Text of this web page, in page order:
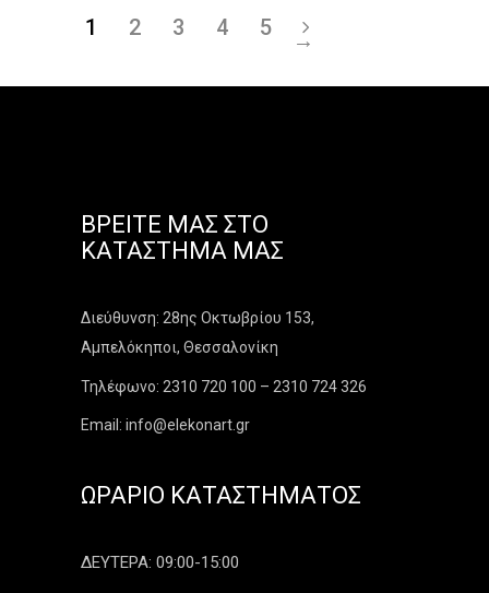
1 2 3 4 5 →
ΒΡΕΊΤΕ ΜΑΣ ΣΤΟ
ΚΑΤΆΣΤΗΜΑ ΜΑΣ
Διεύθυνση: 28ης Οκτωβρίου 153,
Αμπελόκηποι, Θεσσαλονίκη
Τηλέφωνο: 2310 720 100 – 2310 724 326
Email: info@elekonart.gr
ΩΡΆΡΙΟ ΚΑΤΑΣΤΉΜΑΤΟΣ
ΔΕΥΤΕΡΑ: 09:00-15:00